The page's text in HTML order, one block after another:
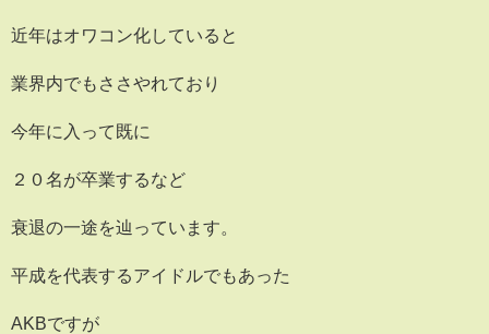
近年はオワコン化していると
業界内でもささやれており
今年に入って既に
２０名が卒業するなど
衰退の一途を辿っています。
平成を代表するアイドルでもあった
AKBですが